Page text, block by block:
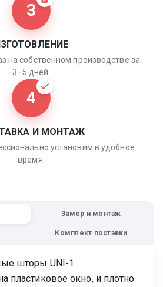
3
на собственном производстве за
3–5 дней.
4
И МОНТАЖ
установим в удобное
время.
Замер и монтаж
Комплект поставки
шторы UNI-1
пластиковое окно, и плотно